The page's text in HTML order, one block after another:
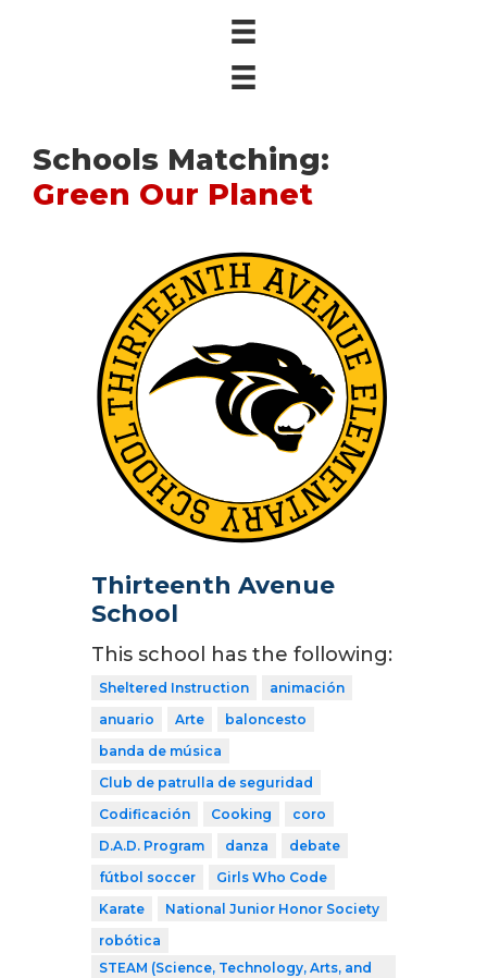
Schools Matching:
Green Our Planet
Thirteenth Avenue
School
This school has the following:
Sheltered Instruction
animación
anuario
Arte
baloncesto
banda de música
Club de patrulla de seguridad
Codificación
Cooking
coro
D.A.D. Program
danza
debate
fútbol soccer
Girls Who Code
Karate
National Junior Honor Society
robótica
STEAM (Science, Technology, Arts, and